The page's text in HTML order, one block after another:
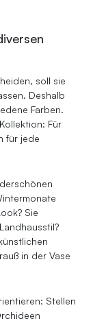
soll sie
Deshalb
Farben.
Für
für jede
Sie
in der Vase
Stellen